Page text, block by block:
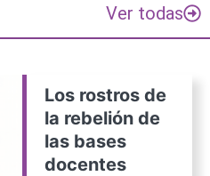
Ver todas
Los rostros de
la rebelión de
las bases
docentes